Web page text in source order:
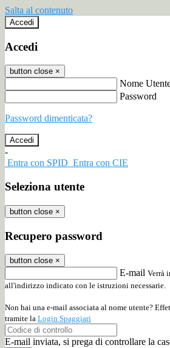
Salta al contenuto
Accedi
Accedi
button close ×
Nome
Password
Password dimenticata?
-
Entra con SPID Entra con CIE
Seleziona utente
button close ×
Recupero password
button close ×
E-mail Verrà
all'indirizzo indicato con le istruzioni necessarie.
Non hai una e-mail associata al nome utente?
tramite la Login Spaggiari
E-mail inviata, si prega di controllare la